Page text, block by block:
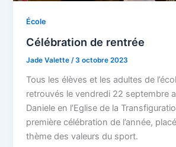
École
Célébration de rentrée
Jade Valette /3 octobre 2023
Tous les élèves et les adultes de
retrouvés le vendredi 22 septembre
Daniele en l’Eglise de la
première célébration de l’année,
thème des valeurs du sport.